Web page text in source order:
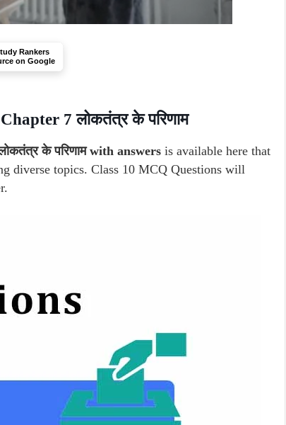
Rankers
on Google
7 लोकतंत्र के परिणाम
के परिणाम with answers is available here that
diverse topics. Class 10 MCQ Questions will